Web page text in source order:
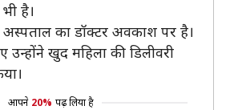
है।
का डॉक्टर अवकाश पर है।
उन्होंने खुद महिला की डिलीवरी
आपने 20% पढ़ लिया है